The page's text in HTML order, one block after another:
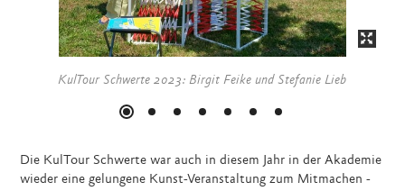
KulTour Schwerte 2023: Birgit Feike und Stefanie Lieb
Die KulTour Schwerte war auch in diesem Jahr in der Akademie
wieder eine gelungene Kunst-Veranstaltung zum Mitmachen -